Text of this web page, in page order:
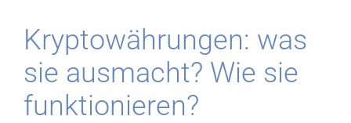
Kryptowährungen: was
sie ausmacht? Wie sie
funktionieren?